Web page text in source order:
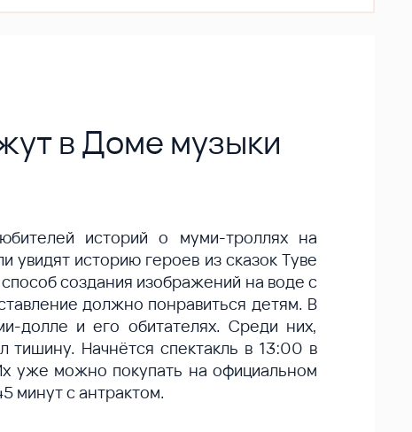
в Доме музыки
историй о муми-троллях на
увидят историю героев из сказок Туве
создания изображений на воде с
должно понравиться детям. В
долле и его обитателях. Среди них,
Начнётся спектакль в 13:00 в
уже можно покупать на официальном
минут с антрактом.